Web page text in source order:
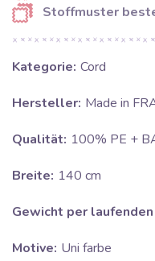
Stoffmuster
Kategorie: Cord
Hersteller: Made in
Qualität: 100% PE +
Breite: 140 cm
Gewicht per
Motive: Uni farbe